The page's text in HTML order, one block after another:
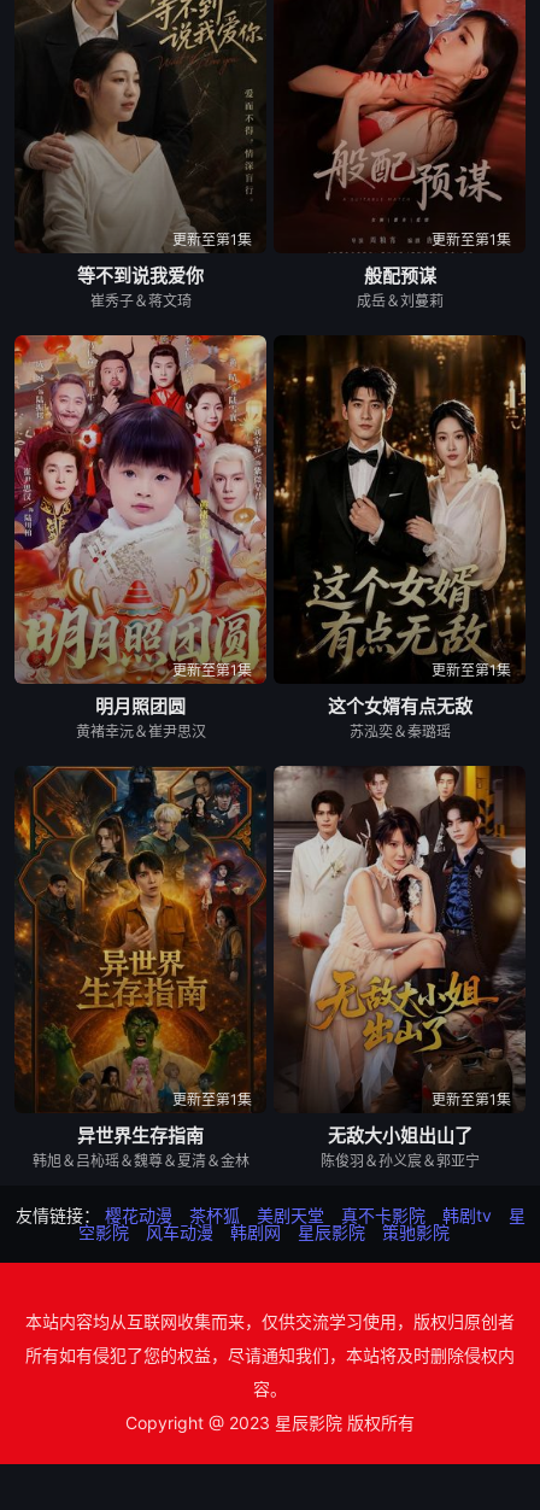
更新至第1集
等不到说我爱你
崔秀子＆蒋文琦
更新至第1集
般配预谋
成岳＆刘蔓莉
更新至第1集
明月照团圆
黄褚幸沅＆崔尹思汉
更新至第1集
这个女婿有点无敌
苏泓奕＆秦璐瑶
更新至第1集
异世界生存指南
韩旭＆吕杺瑶＆魏尊＆夏清＆金林
更新至第1集
无敌大小姐出山了
陈俊羽＆孙义宸＆郭亚宁
友情链接： 樱花动漫 茶杯狐 美剧天堂 真不卡影院 韩剧tv
星
空影院
风车动漫 韩剧网 星辰影院 策驰影院
本站内容均从互联网收集而来，仅供交流学习使用，版权归原创者
所有如有侵犯了您的权益，尽请通知我们，本站将及时删除侵权内
容。
Copyright @ 2023 星辰影院 版权所有